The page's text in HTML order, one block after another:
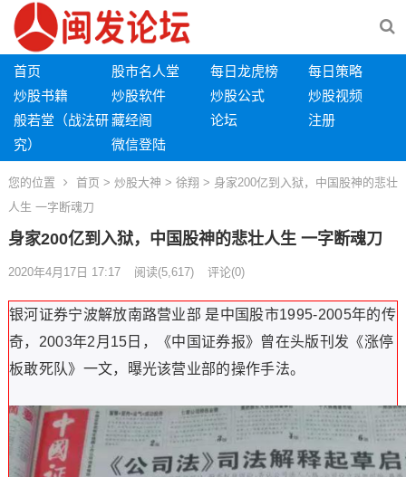
首页 股市名人堂 每日龙虎榜
每日策略
炒股书籍
炒股软件 炒股公式
炒股视频
般若堂（战法研
究）
藏经阁 论坛
注册
微信登陆
您的位置 首页 > 炒股大神 > 徐翔 > 身家200亿到入狱，中国股神的悲壮
人生 一字断魂刀
身家200亿到入狱，中国股神的悲壮人生 一字断魂刀
2020年4月17日 17:17 阅读(5,617) 评论(0)
银河证券宁波解放南路营业部 是中国股市1995-2005年的传
奇，2003年2月15日，《中国证券报》曾在头版刊发《涨停
板敢死队》一文，曝光该营业部的操作手法。